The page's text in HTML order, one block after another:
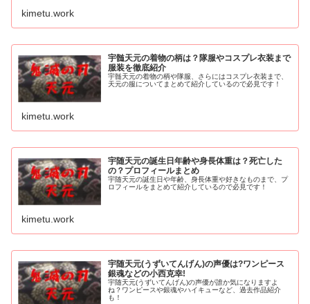
kimetu.work
宇髄天元の着物の柄は？隊服やコスプレ衣装まで
服装を徹底紹介
宇髄天元の着物の柄や隊服、さらにはコスプレ衣装まで、
天元の服についてまとめて紹介しているので必見です！
kimetu.work
宇随天元の誕生日年齢や身長体重は？死亡した
の？プロフィールまとめ
宇随天元の誕生日や年齢、身長体重や好きなものまで、プ
ロフィールをまとめて紹介しているので必見です！
kimetu.work
宇随天元(うずいてんげん)の声優は?ワンピース
銀魂などの小西克幸!
宇随天元(うずいてんげん)の声優が誰か気になりますよ
ね？ワンピースや銀魂やハイキューなど、過去作品紹介
も！